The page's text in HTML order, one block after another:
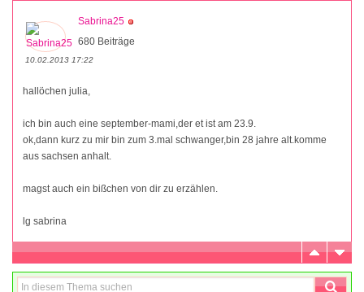
Sabrina25
680 Beiträge
10.02.2013 17:22
hallöchen julia,
ich bin auch eine september-mami,der et ist am 23.9.
ok,dann kurz zu mir bin zum 3.mal schwanger,bin 28 jahre alt.komme
aus sachsen anhalt.
magst auch ein bißchen von dir zu erzählen.
lg sabrina